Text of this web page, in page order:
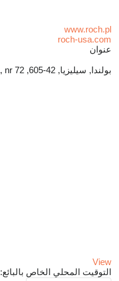
www.roch.pl
roch-usa.com
عنوان
بولندا, سيليزيا, 42-605, Tarnowskie Góry, ul. Kopalniana, nr 72
View
التوقيت المحلي الخاص بالبائع: 06:46 (CEST)